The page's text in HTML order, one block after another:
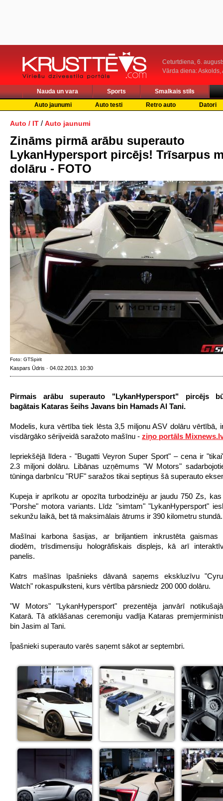
Ceturtdiena, 6.
Vārda diena: Askolds,
Nauda un vara Sports
Smalkais stils
Auto jaunumi
Auto testi Retro auto Datori
Auto / IT / Auto jaunumi
Zināms pirmā arābu superauto
LykanHypersport pircējs! Trīsarpus
dolāru - FOTO
Foto: GTSpirit
Kaspars Ūdris · 04.02.2013. 10:30
Pirmais arābu superauto "LykanHypersport" pircējs
bagātais Kataras šeihs Javans bin Hamads Al Tani.
Modelis, kura vērtība tiek lēsta 3,5 miljonu ASV dolāru vērtībā,
visdārgāko sērijveidā saražoto mašīnu - ziņo portāls
Iepriekšējā līdera - "Bugatti Veyron Super Sport" – cena ir
2.3 miljoni dolāru. Libānas uzņēmums "W Motors"
tūninga darbnīcu "RUF" saražos tikai septiņus šā superauto
Kupeja ir aprīkotu ar opozīta turbodzinēju ar jaudu 750 Zs,
"Porshe" motora variants. Līdz "simtam" "LykanHypersport"
sekunžu laikā, bet tā maksimālais ātrums ir 390 kilometru stundā.
Mašīnai karbona šasijas, ar briljantiem inkrustēta gaismas
diodēm, trīsdimensiju hologrāfiskais displejs, kā arī
panelis.
Katrs mašīnas īpašnieks dāvanā saņems ekskluzīvu
Watch" rokaspulksteni, kurs vērtība pārsniedz 200 000 dolāru.
"W Motors" "LykanHypersport" prezentēja janvārī
Katarā. Tā atklāšanas ceremoniju vadīja Kataras
bin Jasim al Tani.
Īpašnieki superauto varēs saņemt sākot ar septembri.